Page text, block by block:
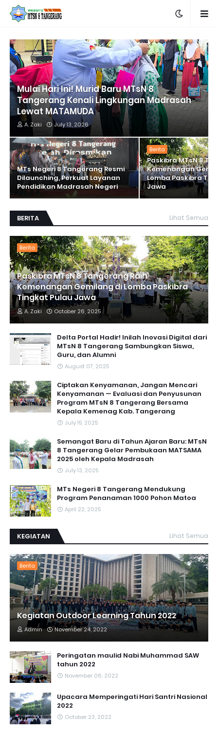
Mulai Hari Ini! Murid Baru MTsN 8
Tangerang Kenali Lingkungan Madrasah
Lewat MATAMUDA
A. Zaki July 13, 2026
MTs Negeri 8 Tangerang Resmi
Dilaunching, Perkuat Layanan
Pendidikan Madrasah Negeri
Berita
Paskibra MTsN 8
Kemenangan
Lomba Paskibra
Jawa
BERITA Lihat Semua
Berita
Paskibra MTsN 8 Tangerang Raih
Kemenangan Gemilang di Lomba Paskibra
Tingkat Pulau Jawa
A. Zaki October 26, 2025
Delta Portal Hadir! Inilah Inovasi Digital dari
MTsN 8 Tangerang Sambungkan Siswa,
Guru, dan Alumni
August 07, 2025
Ciptakan Kenyamanan, Jangan Mencari
Kenyamanan — Evaluasi dan Penyusunan
Program MTsN 8 Tangerang Bersama
Kepala Kemenag Kab. Tangerang
July 15, 2025
Semangat Baru di Tahun Ajaran Baru: MTsN
8 Tangerang Gelar Pembukaan MATSAMA
2025 oleh Kepala Madrasah
July 13, 2025
MTs Negeri 8 Tangerang Mendukung
Program Penanaman 1000 Pohon Matoa
April 22, 2025
KEGIATAN Lihat Semua
Berita
Kegiatan Outdoor Learning Tahun 2022
Admin November 24, 2022
Peringatan maulid Nabi Muhammad SAW
tahun 2022
November 06, 2022
Upacara Memperingati Hari Santri Nasional
2022
October 23, 2022